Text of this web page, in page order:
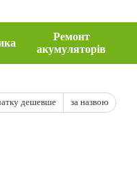
Ремонт
акумуляторів
дешевше за назвою